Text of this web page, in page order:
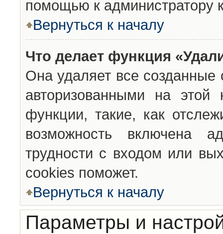
помощью к администратору
Вернуться к началу
Что делает функция
Она удаляет все созданные
авторизованными на
функции, такие, как
возможность включена
трудности с входом или
cookies поможет.
Вернуться к началу
Параметры и